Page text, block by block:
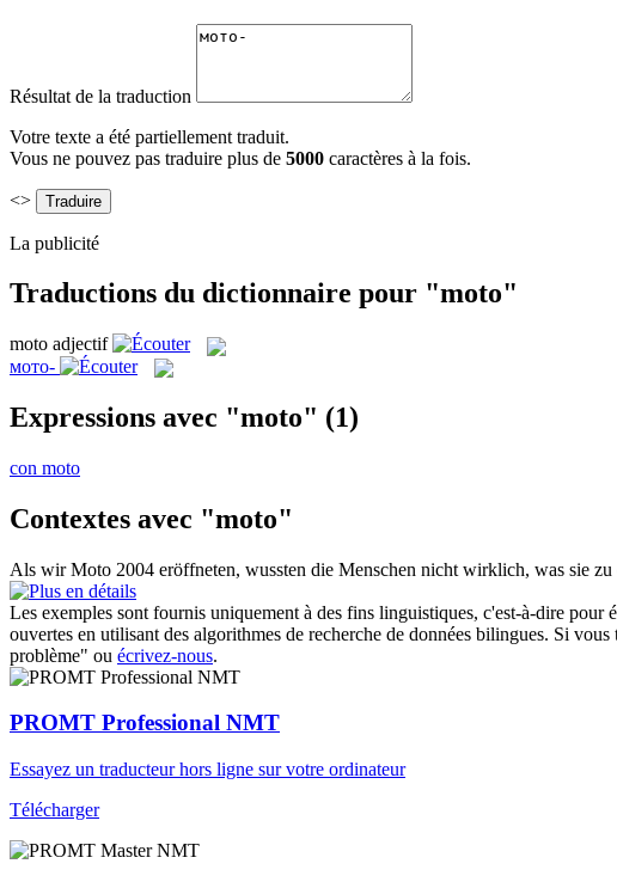
Résultat de la traduction
Votre texte a été partiellement traduit.
Vous ne pouvez pas traduire plus de 5000 caractères à la fois.
<>
La publicité
Traductions du dictionnaire pour "moto"
moto adjectif
мото-
Expressions avec "moto" (1)
con moto
Contextes avec "moto"
Als wirMoto 2004 eröffneten, wussten die Menschen nicht wirklich, was sie zu
Les exemples sont fournis uniquement à des fins linguistiques, c'est-à-dire
ouvertes en utilisant des algorithmes de recherche de données bilingues. Si
problème" ou écrivez-nous.
PROMT Professional NMT
Essayez un traducteur hors ligne sur votre ordinateur
Télécharger